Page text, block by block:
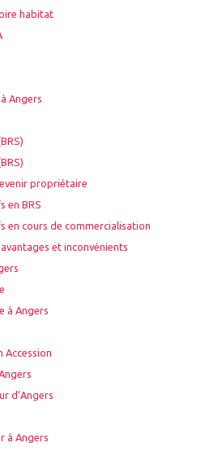
habitat
Angers
propriétaire
en BRS
en cours de commercialisation
et inconvénients
à Angers
Accession
d’Angers
à Angers